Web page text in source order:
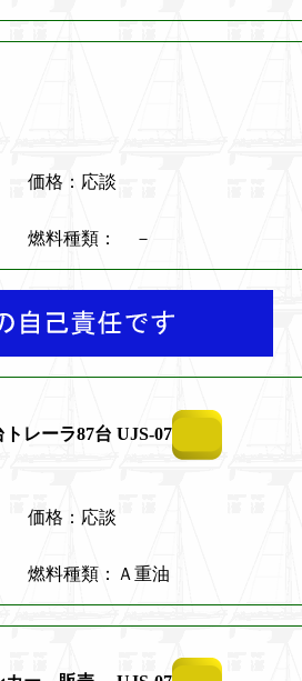
価格：応談
燃料種類： －
レーラ87台 UJS-07
価格：応談
燃料種類：Ａ重油